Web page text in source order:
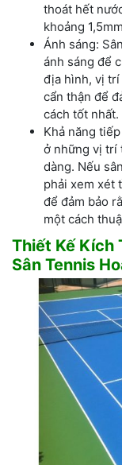
thoát hết
khoảng
Ánh sáng:
ánh sáng để
địa hình, vị trí
cẩn thận để
cách tốt nhất.
Khả năng
ở những vị trí
dàng. Nếu
phải xem xét
để đảm bảo
một cách
Thiết Kế Kích
Sân Tennis